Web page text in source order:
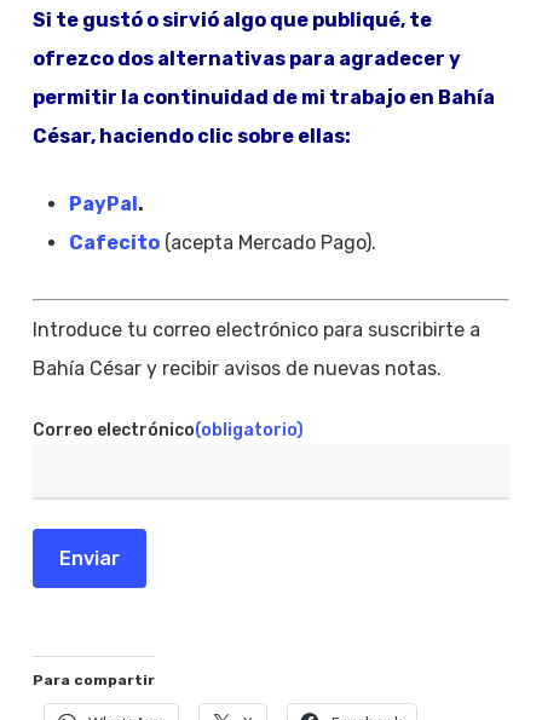
Si te gustó o sirvió algo que publiqué, te
ofrezco dos alternativas para agradecer y
permitir la continuidad de mi trabajo en Bahía
César, haciendo clic sobre ellas:
PayPal.
Cafecito(acepta Mercado Pago).
Introduce tu correo electrónico para suscribirte a
Bahía César y recibir avisos de nuevas notas.
Correo electrónico(obligatorio)
Enviar
Para compartir